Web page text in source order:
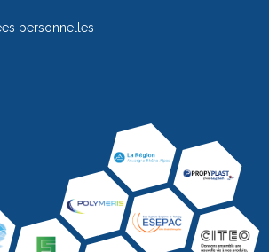
personnelles